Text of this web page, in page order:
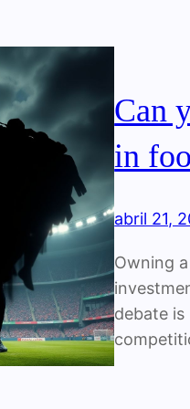
Can
in
abril 21,
Owning
debate